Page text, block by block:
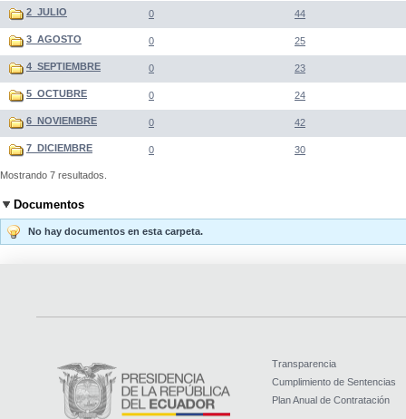
2_JULIO 0 44
3_AGOSTO 0 25
4_SEPTIEMBRE 0 23
5_OCTUBRE 0 24
6_NOVIEMBRE 0 42
7_DICIEMBRE 0 30
Mostrando 7 resultados.
Documentos
No hay documentos en esta carpeta.
Transparencia
Cumplimiento de Sentencias
Plan Anual de Contratación